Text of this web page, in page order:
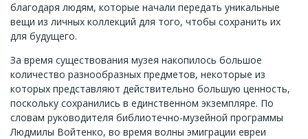
благодаря людям, которые начали передать уникальные
вещи из личных коллекций для того, чтобы сохранить их
для будущего.
За время существования музея накопилось большое
количество разнообразных предметов, некоторые из
которых представляют действительно большую ценность,
поскольку сохранились в единственном экземпляре. По
словам руководителя библиотечно-музейной программы
Людмилы Войтенко, во время волны эмиграции евреи